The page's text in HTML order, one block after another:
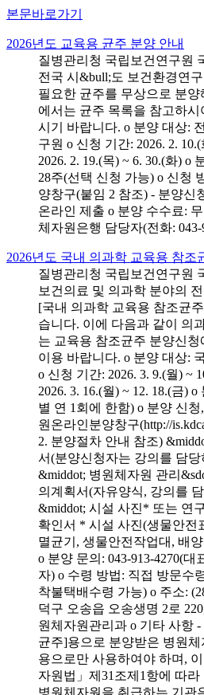
본문바로가기
2026년도 교육용 균주 분양 안내
질병관리청 국립보건연구원
전국 시&bull;도 보건환경연
필요한 균주를 무상으로 분
에서는 균주 목록을 참고하
시기 바랍니다. o 분양 대상:
구원 o 신청 기간: 2026. 2.
2026. 2. 19.(목) ~ 6. 30.(화) o
28주(선택 신청 가능) o 신청
양창구(붙임 2 참조) - 분양신
온라인 제출 o 분양 수수료:
체자원은행 담당자(전화: 043-
2026년도 국내 의과학 교육용 참조
질병관리청 국립보건연구원
보건의료 및 의과학 분야의
[국내 의과학 교육용 참조균
습니다. 이에 다음과 같이 의
는 교육용 참조균주 분양신
이용 바랍니다. o 분양 대상:
o 신청 기간: 2026. 3. 9.(월) ~
2026. 3. 16.(월) ~ 12. 18.(금)
별 연 1회에 한함) o 분양 신
원온라인분양창구(http://
2. 분양절차 안내 참조)
서(분양신청자는 강의를 담
&middot; 병원체자원 관리
의계획서(자유양식, 강의를
&middot; 시설 사진* 또는 연
확인서 * 시설 사진(생물안전
멸균기, 생물안전작업대, 배
o 분양 문의: 043-913-4270(대
자) o 수령 방법: 직접 방문수
착불택배수령 가능) o 주소:
덕구 오송읍 오송생명 2로
원체자원관리과 o 기타 사항
균주]용으로 분양받은 병원
용으로만 사용하여야 하며,
자원법」제31조제1항에 따
병원체자원을 취급하는 기관